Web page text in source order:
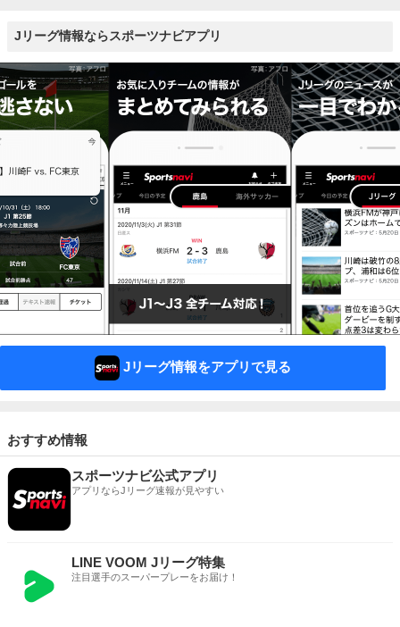
Jリーグ情報ならスポーツナビアプリ
Jリーグ情報をアプリで見る
おすすめ情報
スポーツナビ公式アプリ
アプリならJリーグ速報が見やすい
LINE VOOM Jリーグ特集
注目選手のスーパープレーをお届け！